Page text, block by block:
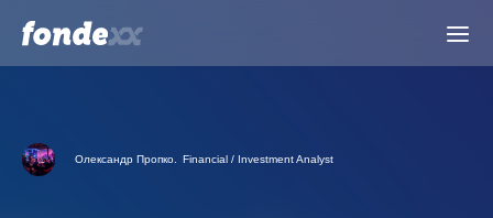
Menu
Олександр Пропко. Financial / Investment Analyst